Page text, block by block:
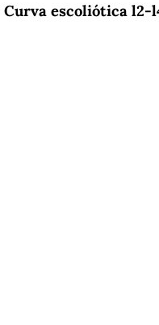
Curva escoliótica l2-